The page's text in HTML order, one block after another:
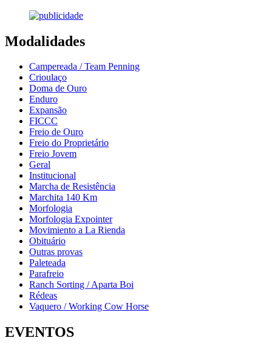
Modalidades
Campereada / Team Penning
Crioulaço
Doma de Ouro
Enduro
Expansão
FICCC
Freio de Ouro
Freio do Proprietário
Freio Jovem
Geral
Institucional
Marcha de Resistência
Marchita 140 Km
Morfologia
Morfologia Expointer
Movimiento a La Rienda
Obituário
Outras provas
Paleteada
Parafreio
Ranch Sorting / Aparta Boi
Rédeas
Vaquero / Working Cow Horse
EVENTOS